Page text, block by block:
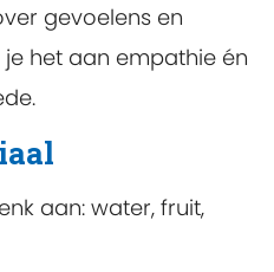
gevoelens en
het aan empathie én
aan: water, fruit,